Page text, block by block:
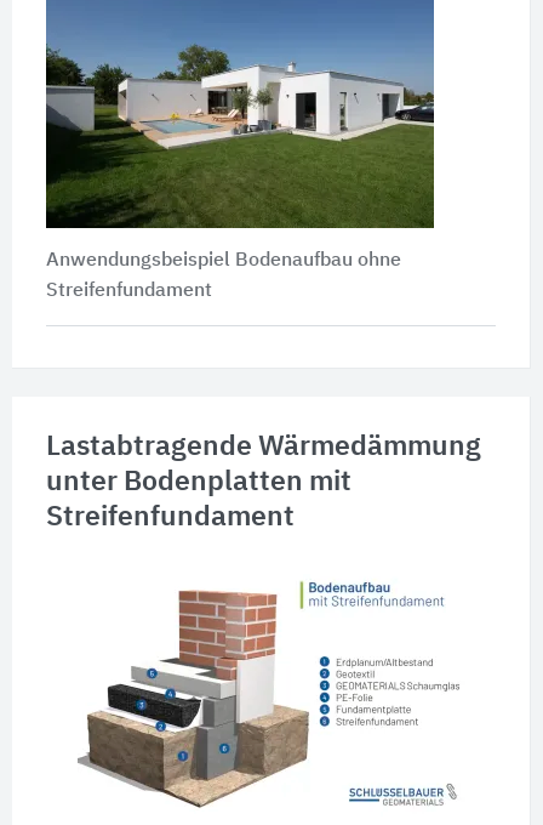
Anwendungsbeispiel Bodenaufbau ohne
Streifenfundament
Lastabtragende Wärmedämmung
unter Bodenplatten mit
Streifenfundament